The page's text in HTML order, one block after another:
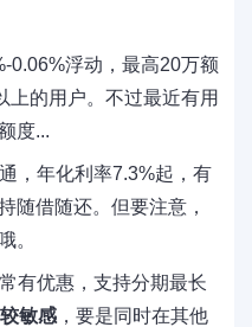
0.06%浮动，最高20万额
上的用户。不过最近有用
度...
，年化利率7.3%起，有
随借随还。但要注意，
。
有优惠，支持分期最长
敏感 ，要是同时在其他